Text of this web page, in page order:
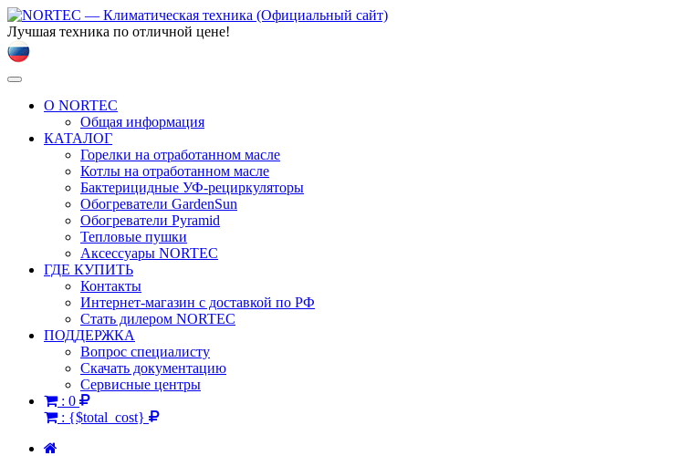
Лучшая техника по отличной цене!
Toggle
navigationО NORTEC
Общая информация
КАТАЛОГ
Горелки на отработанном масле
Котлы на отработанном масле
Бактерицидные УФ-рециркуляторы
Обогреватели GardenSun
Обогреватели Pyramid
Тепловые пушки
Аксессуары NORTEC
ГДЕ КУПИТЬ
Контакты
Интернет-магазин с доставкой по РФ
Стать дилером NORTEC
ПОДДЕРЖКА
Вопрос специалисту
Скачать документацию
Сервисные центры
: 0
: {$total_cost}